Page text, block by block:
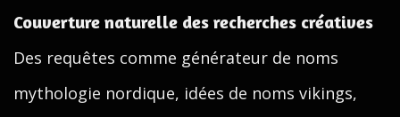
Couverture naturelle des recherches créatives
Des requêtes comme générateur de noms
mythologie nordique, idées de noms vikings,